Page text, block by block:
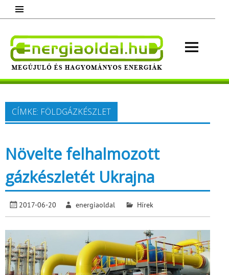
content
Megújuló és hagyományos energiák.
Minden, ami energia!
CÍMKE: FÖLDGÁZKÉSZLET
Növelte felhalmozott
gázkészletét Ukrajna
2017-06-20 energiaoldal Hírek